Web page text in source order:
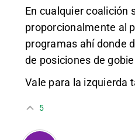
En cualquier coalición
proporcionalmente al
programas ahí donde
de posiciones de
Vale para la izquierda
5